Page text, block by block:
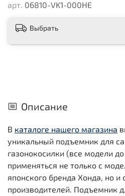
арт. 06810-VK1-000HE
Выбрать
Описание
В каталоге нашего магазина
уникальный подъемник для
газонокосилки (все модели
применяться не только с
японского бренда Хонда, но и
производителей. Подъемник